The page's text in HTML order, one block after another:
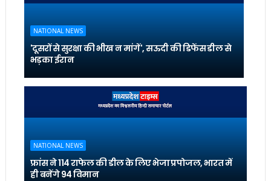
NATIONAL NEWS
'दूसरों से सुरक्षा की भीख न मांगें', सऊदी की डिफेंस डील से
भड़का ईरान
NATIONAL NEWS
फ्रांस ने 114 राफेल की डील के लिए भेजा प्रपोजल, भारत में
ही बनेंगे 94 विमान